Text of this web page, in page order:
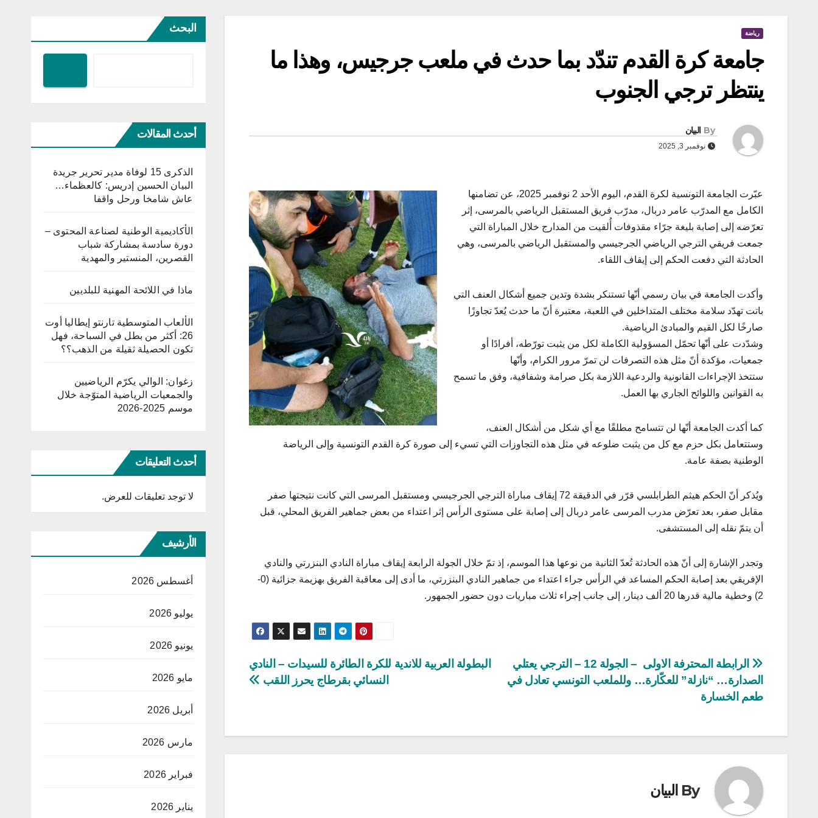
رياضة
جامعة كرة القدم تندّد بما حدث في ملعب جرجيس، وهذا ما
ينتظر ترجي الجنوب
By البيان
نوفمبر 3, 2025
عبّرت الجامعة التونسية لكرة القدم، اليوم الأحد 2 نوفمبر 2025، عن تضامنها
الكامل مع المدرّب عامر دربال، مدرّب فريق المستقبل الرياضي بالمرسى، إثر
تعرّضه إلى إصابة بليغة جرّاء مقذوفات أُلقيت من المدارج خلال المباراة التي
جمعت فريقي الترجي الرياضي الجرجيسي والمستقبل الرياضي بالمرسى، وهي
الحادثة التي دفعت الحكم إلى إيقاف اللقاء.
وأكدت الجامعة في بيان رسمي أنّها تستنكر بشدة وتدين جميع أشكال العنف التي
باتت تهدّد سلامة مختلف المتداخلين في اللعبة، معتبرة أنّ ما حدث يُعدّ تجاوزًا
صارخًا لكل القيم والمبادئ الرياضية.
وشدّدت على أنّها تحمّل المسؤولية الكاملة لكل من يثبت تورّطه، أفرادًا أو
جمعيات، مؤكدة أنّ مثل هذه التصرفات لن تمرّ مرور الكرام، وأنّها
ستتخذ الإجراءات القانونية والردعية اللازمة بكل صرامة وشفافية، وفق ما تسمح
به القوانين واللوائح الجاري بها العمل.
كما أكدت الجامعة أنّها لن تتسامح مطلقًا مع أي شكل من أشكال العنف،
وستتعامل بكل حزم مع كل من يثبت ضلوعه في مثل هذه التجاوزات التي تسيء إلى صورة كرة القدم التونسية وإلى الرياضة
الوطنية بصفة عامة.
ويُذكر أنّ الحكم هيثم الطرابلسي قرّر في الدقيقة 72 إيقاف مباراة الترجي الجرجيسي ومستقبل المرسى التي كانت نتيجتها صفر
مقابل صفر، بعد تعرّض مدرب المرسى عامر دربال إلى إصابة على مستوى الرأس إثر اعتداء من بعض جماهير الفريق المحلي، قبل
أن يتمّ نقله إلى المستشفى.
وتجدر الإشارة إلى أنّ هذه الحادثة تُعدّ الثانية من نوعها هذا الموسم، إذ تمّ خلال الجولة الرابعة إيقاف مباراة النادي البنزرتي والنادي
الإفريقي بعد إصابة الحكم المساعد في الرأس جراء اعتداء من جماهير النادي البنزرتي، ما أدى إلى معاقبة الفريق بهزيمة جزائية (0-
2) وخطية مالية قدرها 20 ألف دينار، إلى جانب إجراء ثلاث مباريات دون حضور الجمهور.
تصفّح
المقالات
البطولة العربية للاندية للكرة الطائرة للسيدات – النادي
النسائي بقرطاج يحرز اللقب
الرابطة المحترفة الاولى – الجولة 12 – الترجي يعتلي
الصدارة… “نازلة” للعكّارة… وللملعب التونسي تعادل في
طعم الخسارة
By البيان
البحث
أحدث المقالات
الذكرى 15 لوفاة مدير تحرير جريدة
البيان الحسين إدريس: كالعظماء…
عاش شامخا ورحل واقفا
الأكاديمية الوطنية لصناعة المحتوى –
دورة سادسة بمشاركة شباب
القصرين، المنستير والمهدية
ماذا في اللائحة المهنية للبلديين
الألعاب المتوسطية تارنتو إيطاليا أوت
26: أكثر من بطل في السباحة، فهل
تكون الحصيلة ثقيلة من الذهب؟؟
زغوان: الوالي يكرّم الرياضيين
والجمعيات الرياضية المتوّجة خلال
موسم 2025-2026
أحدث التعليقات
لا توجد تعليقات للعرض.
الأرشيف
أغسطس 2026
يوليو 2026
يونيو 2026
مايو 2026
أبريل 2026
مارس 2026
فبراير 2026
يناير 2026